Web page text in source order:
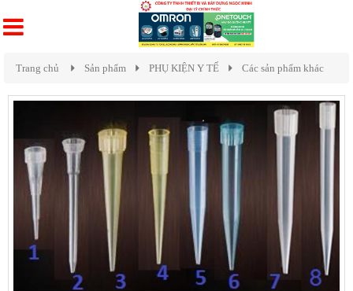
Trang chủ Sản phẩm PHỤ KIỆN Y TẾ Các sản phẩm khác